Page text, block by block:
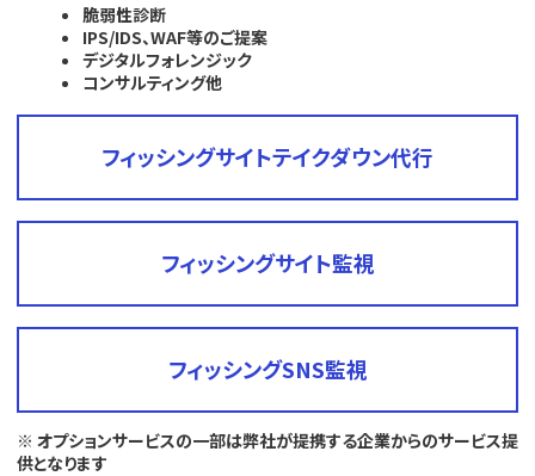
脆弱性診断
IPS/IDS、WAF等のご提案
デジタルフォレンジック
コンサルティング他
フィッシングサイトテイクダウン代行
フィッシングサイト監視
フィッシングSNS監視
※ オプションサービスの一部は弊社が提携する企業からのサービス提
供となります